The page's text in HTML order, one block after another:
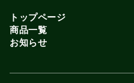
トップページ
商品一覧
お知らせ